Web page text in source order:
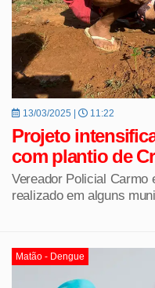
13/03/2025 | 11:22
Projeto
com plantio de
Vereador Policial Carmo
realizado em alguns
Matão - Dengue